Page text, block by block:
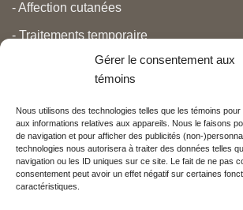
Gérer le consentement aux
témoins
Nous utilisons des technologies telles que les témoins
aux informations relatives aux appareils. Nous le faisons
de navigation et pour afficher des publicités (non-
technologies nous autorisera à traiter des données telles
navigation ou les ID uniques sur ce site. Le fait de ne pas
consentement peut avoir un effet négatif sur certaines
caractéristiques.
- Affection cutanées
- Traitements temporaire
- Grossesse et nouveau-né
- Anti-âge et beauté
Nos partenaires